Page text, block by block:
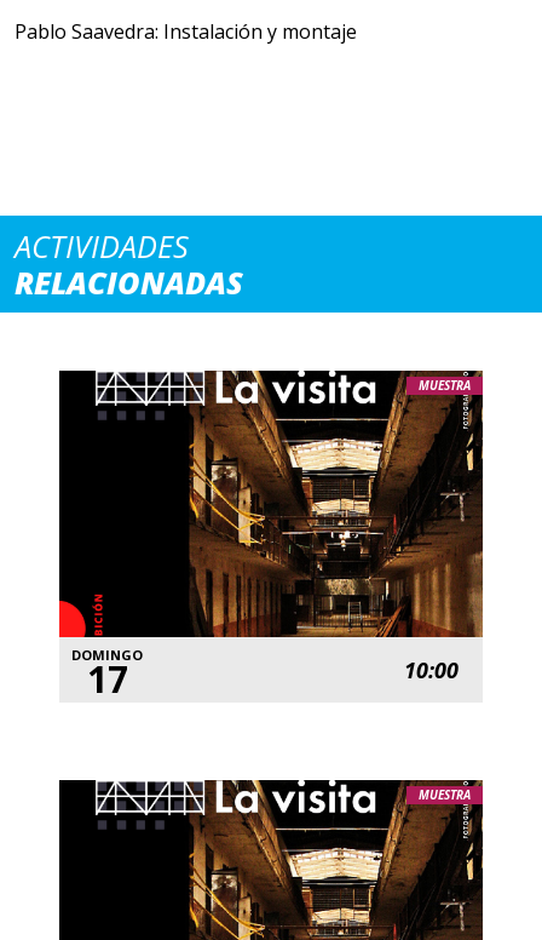
Pablo Saavedra: Instalación y montaje
ACTIVIDADES
RELACIONADAS
MUESTRA
DOMINGO
17 10:00
MUESTRA